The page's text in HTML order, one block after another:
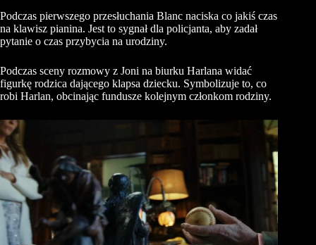
Podczas pierwszego przesłuchania Blanc naciska co jakiś czas
na klawisz pianina. Jest to sygnał dla policjanta, aby zadał
pytanie o czas przybycia na urodziny.
Podczas sceny rozmowy z Joni na biurku Harlana widać
figurkę rodzica dającego klapsa dziecku. Symbolizuje to, co
robi Harlan, obcinając fundusze kolejnym członkom rodziny.